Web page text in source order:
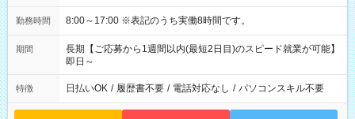
勤務時間 8:00～17:00 ※表記のうち実働8時間です。
期間
長期【ご応募から1週間以内(最短2日目)のスピード就業が可能】
即日～
特徴 日払いOK / 履歴書不要 / 電話対応なし / パソコンスキル不要